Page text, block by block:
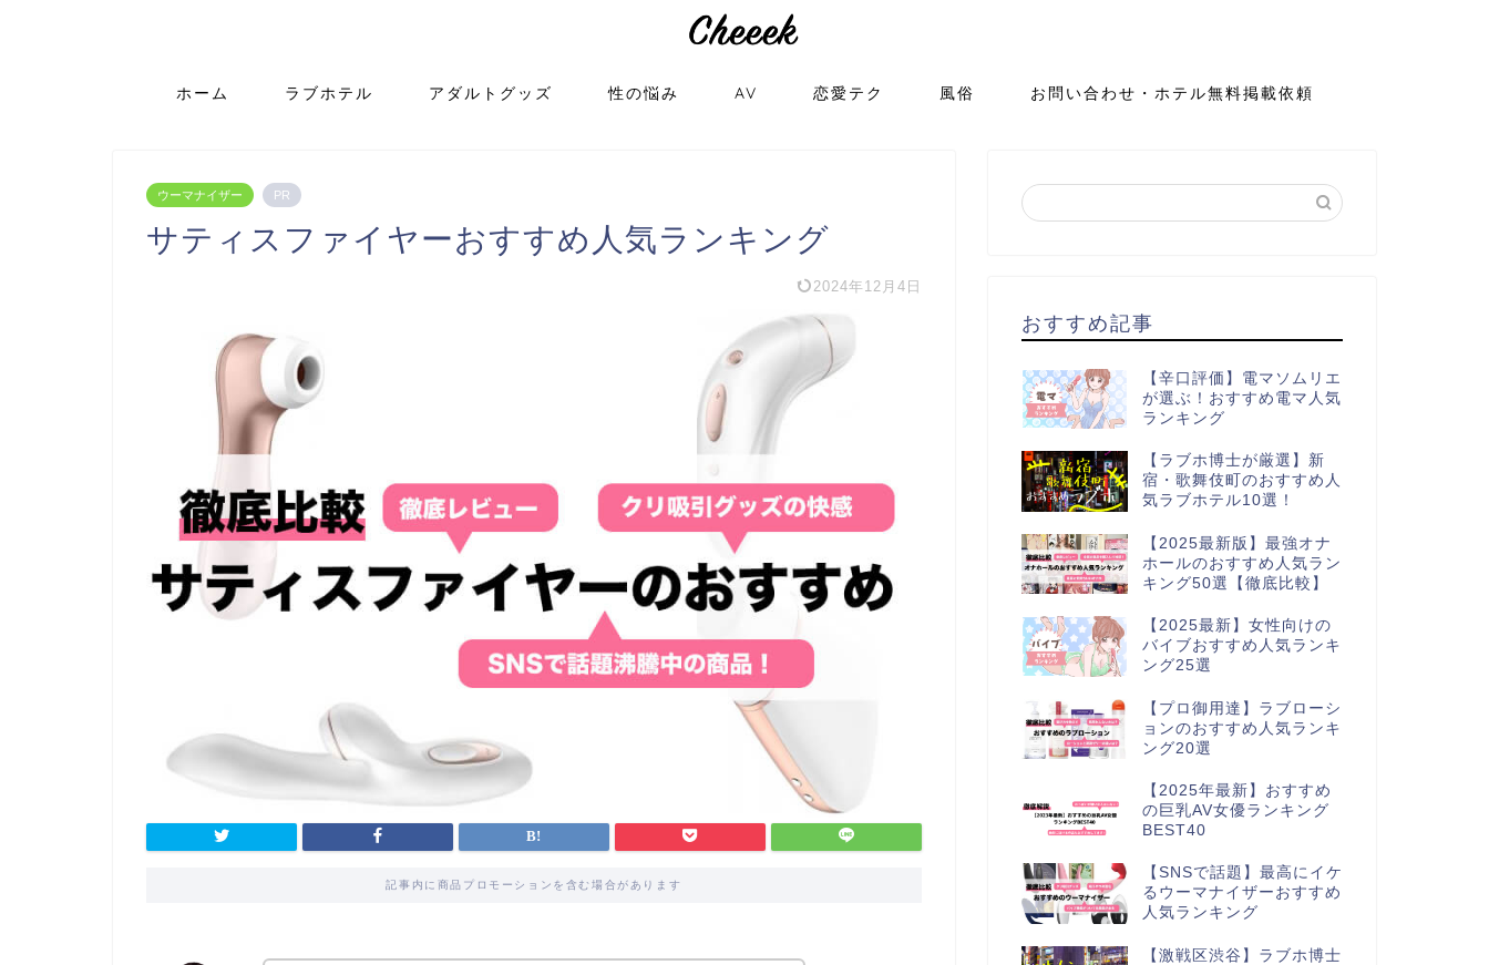
ホーム ラブホテル アダルトグッズ 性の悩み AV 恋愛テク 風俗 お問い合わせ・ホテル無料掲載依頼
ウーマナイザー PR
サティスファイヤーおすすめ人気ランキング
2024年12月4日
記事内に商品プロモーションを含む場合があります
おすすめ記事
【辛口評価】電マソムリエ
が選ぶ！おすすめ電マ人気
ランキング
【ラブホ博士が厳選】新
宿・歌舞伎町のおすすめ人
気ラブホテル10選！
【2025最新版】最強オナ
ホールのおすすめ人気ラン
キング50選【徹底比較】
【2025最新】女性向けの
バイブおすすめ人気ランキ
ング25選
【プロ御用達】ラブローシ
ョンのおすすめ人気ランキ
ング20選
【2025年最新】おすすめ
の巨乳AV女優ランキング
BEST40
【SNSで話題】最高にイケ
るウーマナイザーおすすめ
人気ランキング
【激戦区渋谷】ラブホ博士